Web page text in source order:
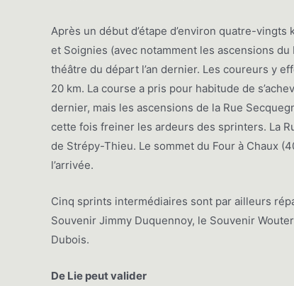
Après un début d’étape d’environ quatre-
et Soignies (avec notamment les ascensions
théâtre du départ l’an dernier. Les coureurs y
20 km. La course a pris pour habitude de
dernier, mais les ascensions de la Rue
cette fois freiner les ardeurs des sprinters. La
de Strépy-Thieu. Le sommet du Four à Chaux
l’arrivée.
Cinq sprints intermédiaires sont par ailleurs
Souvenir Jimmy Duquennoy, le Souvenir
Dubois.
De Lie peut valider